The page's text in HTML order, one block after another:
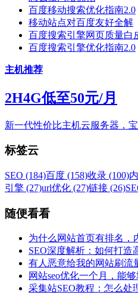
百度移动搜索优化指南2.0
移动站点对百度友好全解
百度搜索引擎网页质量白
百度搜索引擎优化指南2.0
主机推荐
2H4G低至50元/月
新一代性价比主机云服务器，
标签云
SEO (184)百度 (158)收录 (100)
引擎 (27)url优化 (27)链接 (26)
随便看看
为什么网站首页有排名，
SEO深度解析：如何打造
有人恶意给我的网站刷流
网站seo优化一个月，能
采集站SEO教程：怎么处